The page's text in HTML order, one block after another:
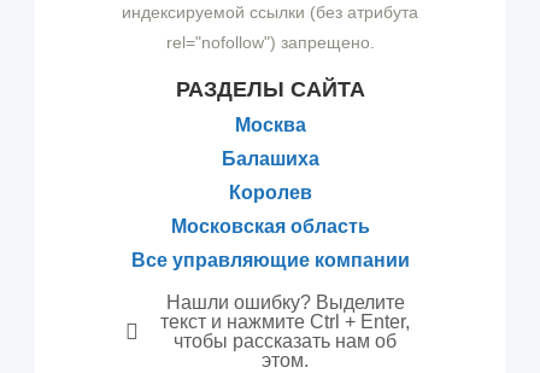
индексируемой ссылки (без атрибута
rel="nofollow") запрещено.
РАЗДЕЛЫ САЙТА
Москва
Балашиха
Королев
Московская область
Все управляющие компании
Нашли ошибку? Выделите
текст и нажмите Ctrl + Enter,
чтобы рассказать нам об
этом.